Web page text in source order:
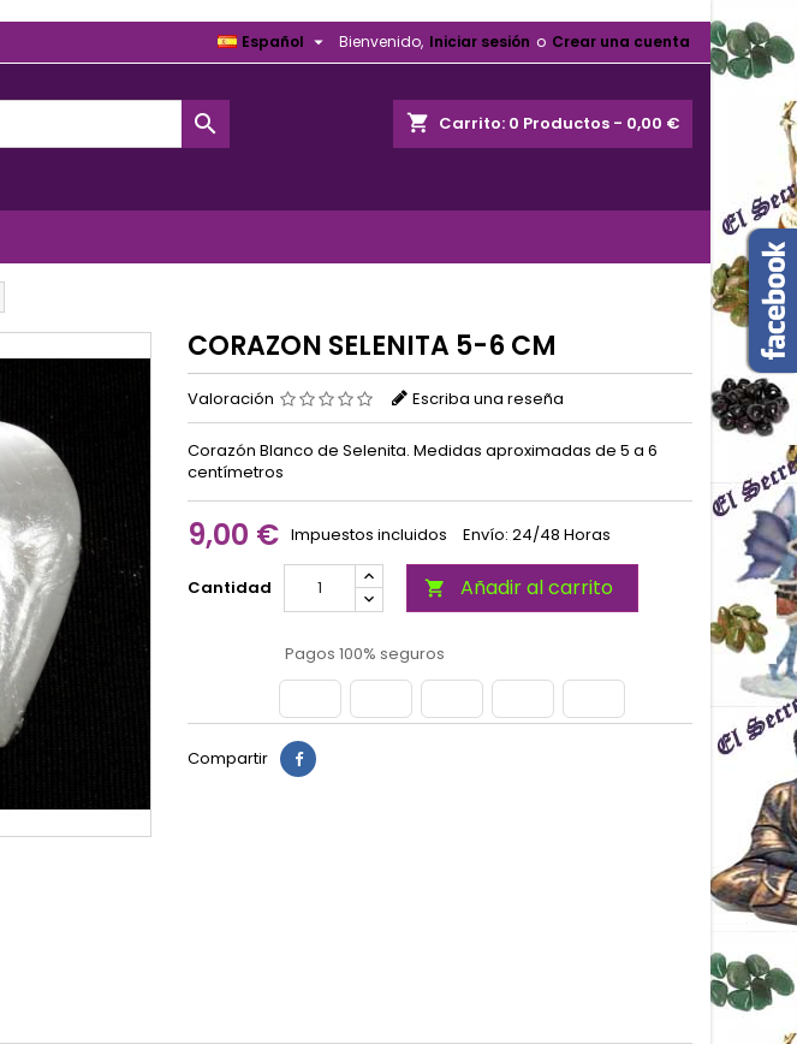
Bienvenido, Iniciar sesión o Crear una cuenta
Español 
shopping_cart Carrito: 0 Productos - 0,00 €

CORAZON SELENITA 5-6 CM
Valoración Escriba una reseña
Corazón Blanco de Selenita. Medidas aproximadas de 5 a 6
centímetros
9,00 € Impuestos incluidos Envío: 24/48 Horas
Cantidad  Añadir al carrito
Pagos 100% seguros
Compartir